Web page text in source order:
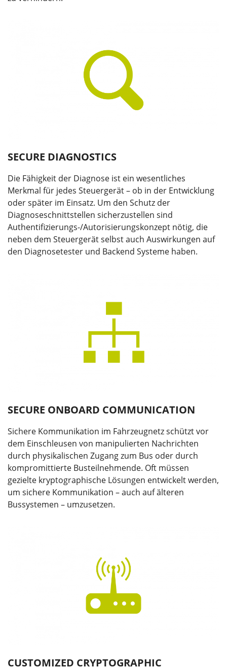
SECURE DIAGNOSTICS
Die Fähigkeit der Diagnose ist ein wesentliches
Merkmal für jedes Steuergerät – ob in der Entwicklung
oder später im Einsatz. Um den Schutz der
Diagnoseschnittstellen sicherzustellen sind
Authentifizierungs-/Autorisierungskonzept nötig, die
neben dem Steuergerät selbst auch Auswirkungen auf
den Diagnosetester und Backend Systeme haben.
SECURE ONBOARD COMMUNICATION
Sichere Kommunikation im Fahrzeugnetz schützt vor
dem Einschleusen von manipulierten Nachrichten
durch physikalischen Zugang zum Bus oder durch
kompromittierte Busteilnehmende. Oft müssen
gezielte kryptographische Lösungen entwickelt werden,
um sichere Kommunikation – auch auf älteren
Bussystemen – umzusetzen.
CUSTOMIZED CRYPTOGRAPHIC